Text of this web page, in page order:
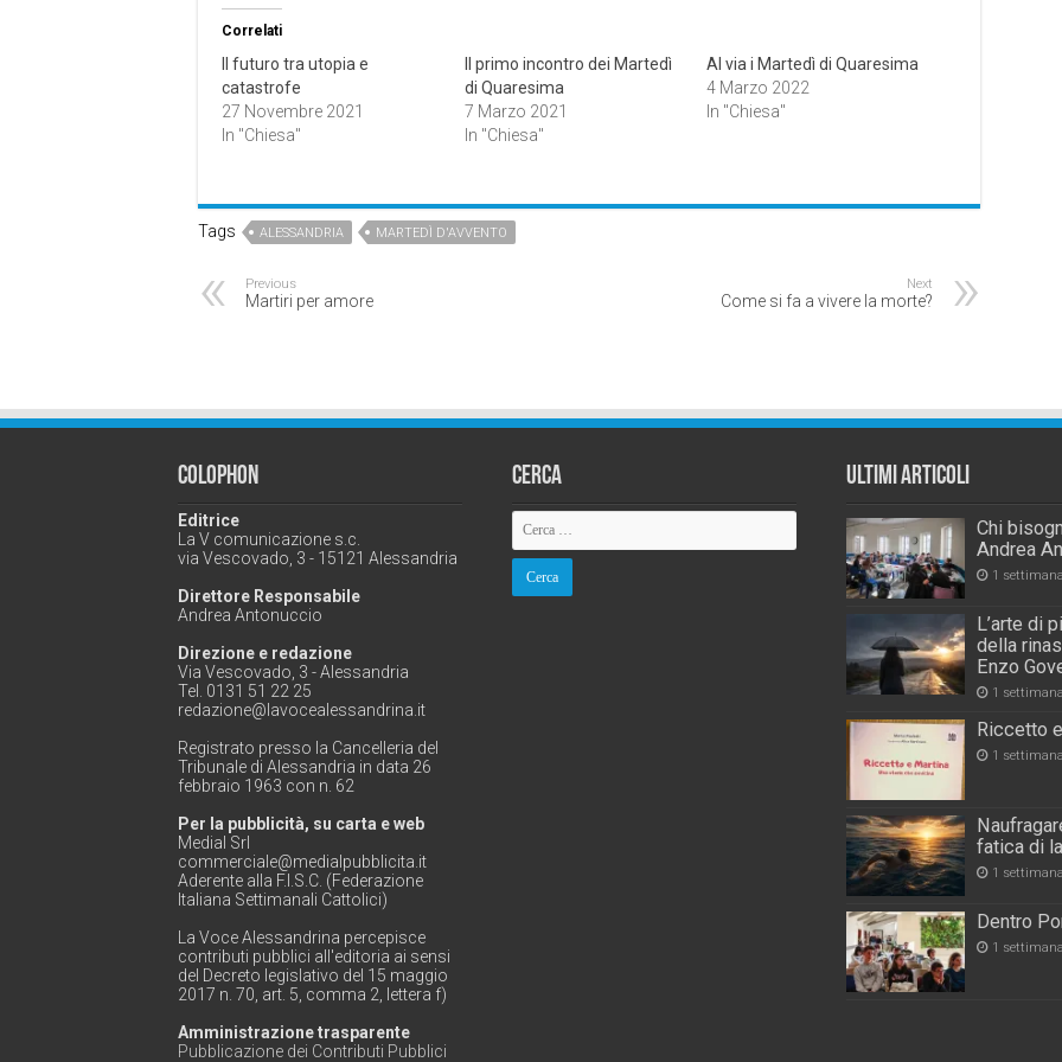
Correlati
Il futuro tra utopia e
catastrofe
27 Novembre 2021
In "Chiesa"
Il primo incontro dei Martedì
di Quaresima
7 Marzo 2021
In "Chiesa"
Al via i Martedì di Quaresima
4 Marzo 2022
In "Chiesa"
Tags ALESSANDRIA MARTEDÌ D'AVVENTO
Previous
Martiri per amore
Next
Come si fa a vivere la morte?
Colophon
Editrice
La V comunicazione s.c.
via Vescovado, 3 - 15121 Alessandria
Direttore Responsabile
Andrea Antonuccio
Direzione e redazione
Via Vescovado, 3 - Alessandria
Tel. 0131 51 22 25
redazione@lavocealessandrina.it
Registrato presso la Cancelleria del
Tribunale di Alessandria in data 26
febbraio 1963 con n. 62
Per la pubblicità, su carta e web
Medial Srl
commerciale@medialpubblicita.it
Aderente alla F.I.S.C. (Federazione
Italiana Settimanali Cattolici)
La Voce Alessandrina percepisce
contributi pubblici all'editoria ai sensi
del Decreto legislativo del 15 maggio
2017 n. 70, art. 5, comma 2, lettera f)
Amministrazione trasparente
Pubblicazione dei Contributi Pubblici
Cerca Ultimi Articoli
Chi
Andrea
1
L’arte di
della
Enzo
1
Riccetto
1
fatica di
1
Dentro
1